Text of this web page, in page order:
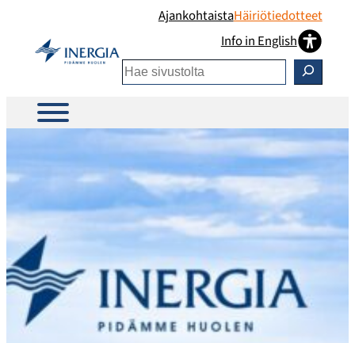
AjankohtaistaHäiriötiedotteet
Info in English
Etsi